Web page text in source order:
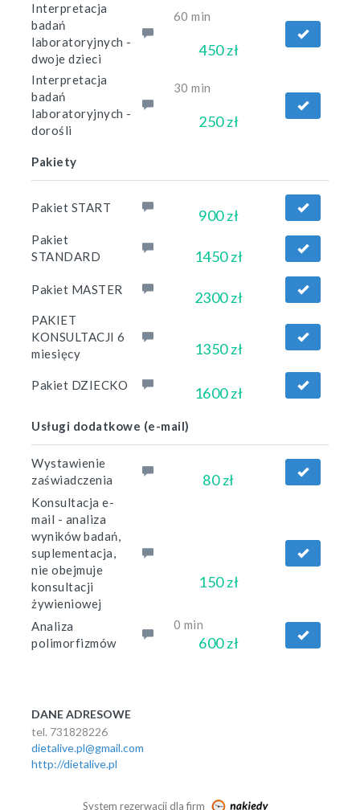
Interpretacja
badań
laboratoryjnych -
dwoje dzieci
60 min
450 zł
Interpretacja
badań
laboratoryjnych -
dorośli
30 min
250 zł
Pakiety
Pakiet START 900 zł
Pakiet
STANDARD
1450 zł
Pakiet MASTER 2300 zł
PAKIET
KONSULTACJI 6
miesięcy
1350 zł
Pakiet DZIECKO 1600 zł
Usługi dodatkowe (e-mail)
Wystawienie
zaświadczenia
80 zł
Konsultacja e-
mail - analiza
wyników badań,
suplementacja,
nie obejmuje
konsultacji
żywieniowej
150 zł
Analiza
polimorfizmów
0 min
600 zł
DANE ADRESOWE
tel. 731828226
dietalive.pl@gmail.com
http://dietalive.pl
System rezerwacji dla firm